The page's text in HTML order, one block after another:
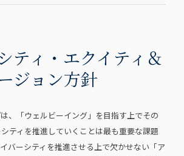
ティ・エクイティ＆
ジョン方針
、「ウェルビーイング」を目指す上でその
ティを推進していくことは最も重要な課題
バーシティを推進させる上で欠かせない「ア